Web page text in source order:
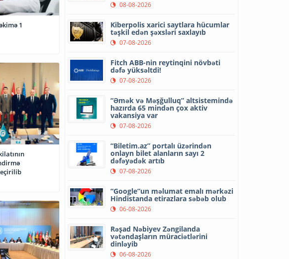
1
08-08-2026
Kiberpolis xarici saytlara hücumlar
təşkil edən şəxsləri saxlayıb
07-08-2026
Fitch ABB-nin reytinqini növbəti
dəfə yüksəltdi!
07-08-2026
“Əmək və Məşğulluq” altsistemində
hazırda 65 mindən çox aktiv
vakansiya var
07-08-2026
“Biletim.az” portalı üzərindən
onlayn bilet alanların sayı 2
dəfəyədək artıb
07-08-2026
“Google”un məlumat emalı mərkəzi
Hindistanda etirazlara səbəb olub
06-08-2026
Rəşad Nəbiyev Zəngilanda
vətəndaşların müraciətlərini
dinləyib
06-08-2026